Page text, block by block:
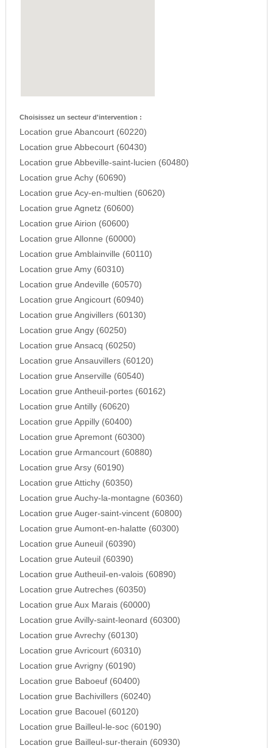
Choisissez un secteur d'intervention :
Location grue Abancourt (60220)
Location grue Abbecourt (60430)
Location grue Abbeville-saint-lucien (60480)
Location grue Achy (60690)
Location grue Acy-en-multien (60620)
Location grue Agnetz (60600)
Location grue Airion (60600)
Location grue Allonne (60000)
Location grue Amblainville (60110)
Location grue Amy (60310)
Location grue Andeville (60570)
Location grue Angicourt (60940)
Location grue Angivillers (60130)
Location grue Angy (60250)
Location grue Ansacq (60250)
Location grue Ansauvillers (60120)
Location grue Anserville (60540)
Location grue Antheuil-portes (60162)
Location grue Antilly (60620)
Location grue Appilly (60400)
Location grue Apremont (60300)
Location grue Armancourt (60880)
Location grue Arsy (60190)
Location grue Attichy (60350)
Location grue Auchy-la-montagne (60360)
Location grue Auger-saint-vincent (60800)
Location grue Aumont-en-halatte (60300)
Location grue Auneuil (60390)
Location grue Auteuil (60390)
Location grue Autheuil-en-valois (60890)
Location grue Autreches (60350)
Location grue Aux Marais (60000)
Location grue Avilly-saint-leonard (60300)
Location grue Avrechy (60130)
Location grue Avricourt (60310)
Location grue Avrigny (60190)
Location grue Baboeuf (60400)
Location grue Bachivillers (60240)
Location grue Bacouel (60120)
Location grue Bailleul-le-soc (60190)
Location grue Bailleul-sur-therain (60930)